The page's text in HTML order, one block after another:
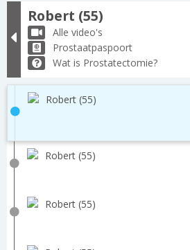
Robert (55)
Alle video's
Prostaatpaspoort
Wat is Prostatectomie?
Robert (55)
Robert (55)
Robert (55)